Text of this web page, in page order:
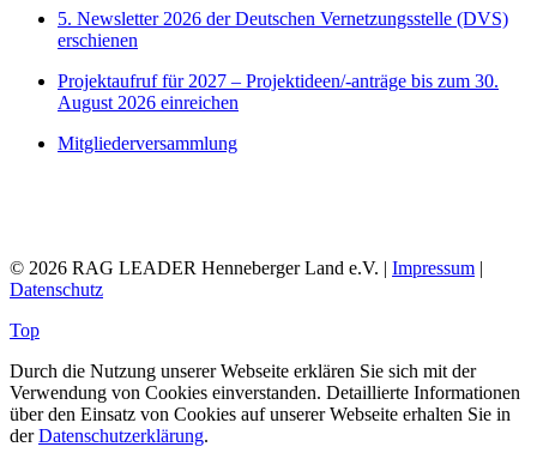
5. Newsletter 2026 der Deutschen Vernetzungsstelle (DVS)
erschienen
Projektaufruf für 2027 – Projektideen/-anträge bis zum 30.
August 2026 einreichen
Mitgliederversammlung
© 2026 RAG LEADER Henneberger Land e.V. | Impressum |
Datenschutz
Top
Durch die Nutzung unserer Webseite erklären Sie sich mit der
Verwendung von Cookies einverstanden. Detaillierte Informationen
über den Einsatz von Cookies auf unserer Webseite erhalten Sie in
derDatenschutzerklärung.